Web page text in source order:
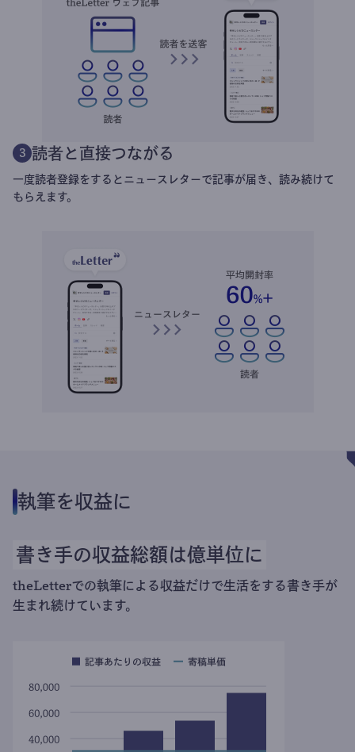
3 読者と直接つながる
一度読者登録をするとニュースレターで記事が届き、読み続けて
もらえます。
執筆を収益に
書き手の収益総額は億単位に
theLetterでの執筆による収益だけで生活をする書き手が
生まれ続けています。